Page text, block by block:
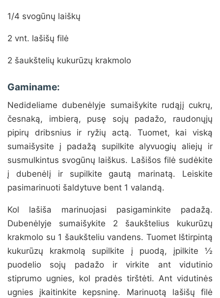
1/4 svogūnų laiškų
2 vnt. lašišų filė
2 šaukštelių kukurūzų krakmolo
Gaminame:
Nedideliame dubenėlyje sumaišykite rudąjį cukrų,
česnaką, imbierą, pusę sojų padažo, raudonųjų
pipirų dribsnius ir ryžių actą. Tuomet, kai viską
sumaišysite į padažą supilkite alyvuogių aliejų ir
susmulkintus svogūnų laiškus. Lašišos filė sudėkite
į dubenėlį ir supilkite gautą marinatą. Leiskite
pasimarinuoti šaldytuve bent 1 valandą.
Kol lašiša marinuojasi pasigaminkite padažą.
Dubenėlyje sumaišykite 2 šaukštelius kukurūzų
krakmolo su 1 šaukšteliu vandens. Tuomet Ištirpintą
kukurūzų krakmolą supilkite į puodą, įpilkite ½
puodelio sojų padažo ir virkite ant vidutinio
stiprumo ugnies, kol pradės tirštėti. Ant vidutinės
ugnies įkaitinkite kepsninę. Marinuotą lašišų filė